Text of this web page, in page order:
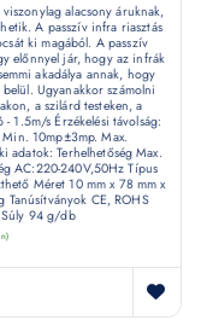
alacsony áruknak,
A passzív infra riasztás
ki magából. A passzív
előnnyel jár, hogy az infrák
akadálya annak, hogy
Ugyanakkor számolni
a szilárd testeken, a
1.5m/s Érzékelési távolság:
10mp±3mp. Max.
adatok: Terhelhetőség Max.
AC:220-240V,50Hz Típus
Méret 10 mm x 78 mm x
Tanúsítványok CE, ROHS
Súly 94 g/db